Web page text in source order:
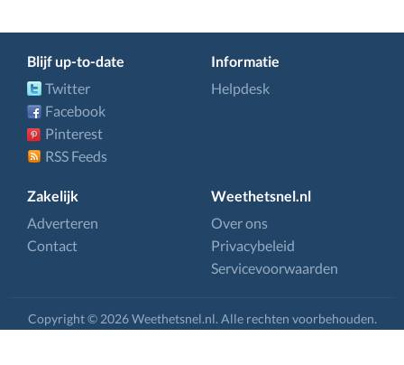
Blijf up-to-date
Twitter
Facebook
Pinterest
RSS Feeds
Informatie
Helpdesk
Zakelijk
Adverteren
Contact
Weethetsnel.nl
Over ons
Privacybeleid
Servicevoorwaarden
Copyright © 2026 Weethetsnel.nl. Alle rechten voorbehouden.